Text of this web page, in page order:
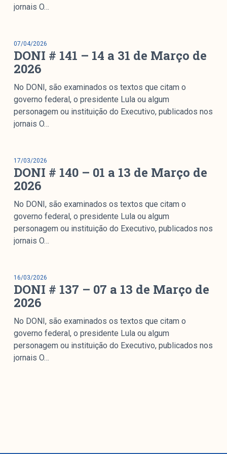
jornais O…
07/04/2026
DONI # 141 – 14 a 31 de Março de
2026
No DONI, são examinados os textos que citam o
governo federal, o presidente Lula ou algum
personagem ou instituição do Executivo, publicados nos
jornais O…
17/03/2026
DONI # 140 – 01 a 13 de Março de
2026
No DONI, são examinados os textos que citam o
governo federal, o presidente Lula ou algum
personagem ou instituição do Executivo, publicados nos
jornais O…
16/03/2026
DONI # 137 – 07 a 13 de Março de
2026
No DONI, são examinados os textos que citam o
governo federal, o presidente Lula ou algum
personagem ou instituição do Executivo, publicados nos
jornais O…